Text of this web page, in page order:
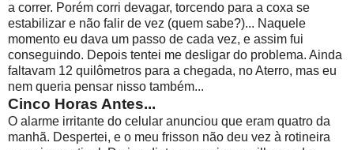
a correr. Porém corri devagar, torcendo para a coxa se
estabilizar e não falir de vez (quem sabe?)... Naquele
momento eu dava um passo de cada vez, e assim fui
conseguindo. Depois tentei me desligar do problema. Ainda
faltavam 12 quilômetros para a chegada, no Aterro, mas eu
nem queria pensar nisso também...
Cinco Horas Antes...
O alarme irritante do celular anunciou que eram quatro da
manhã. Despertei, e o meu frisson não deu vez à rotineira